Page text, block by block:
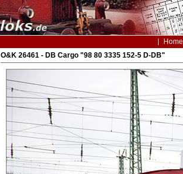
Home
O&K 26461 - DB Cargo "98 80 3335 152-5 D-DB"